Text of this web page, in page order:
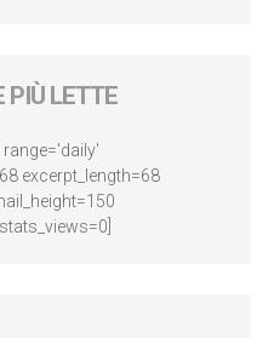
PIÙ LETTE
excerpt_length=68